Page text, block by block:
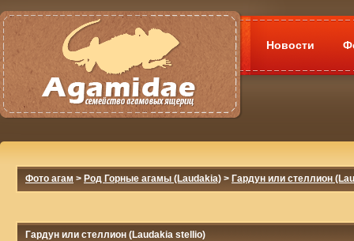
Новости
Фото агам > Род Горные агамы (Laudakia) > Гардун или стеллион
Гардун или стеллион (Laudakia stellio)